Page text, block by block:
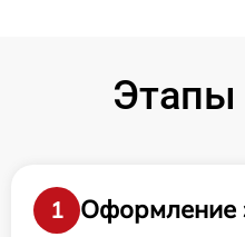
Этапы
1
Оформление